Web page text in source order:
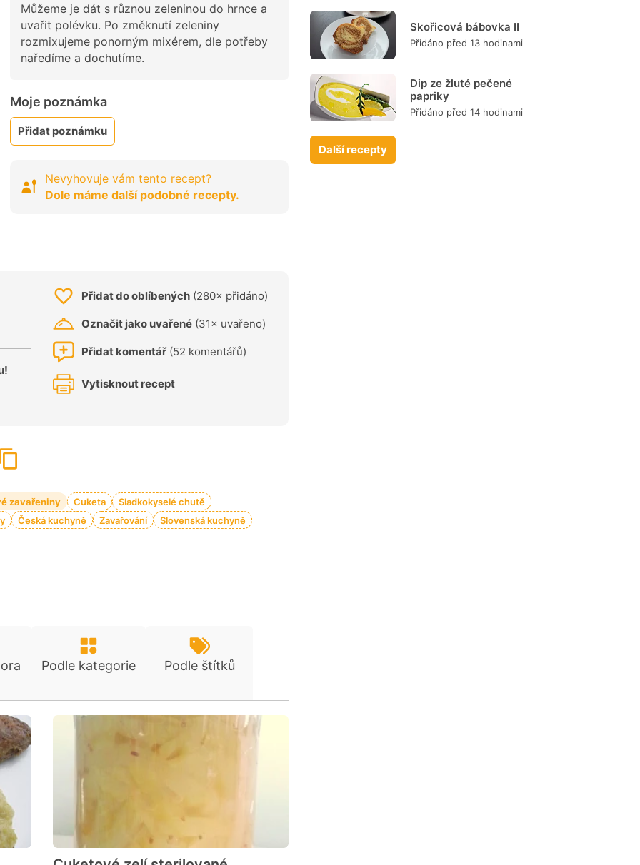
Můžeme je dát s různou zeleninou do hrnce a
uvařit polévku. Po změknutí zeleniny
rozmixujeme ponorným mixérem, dle potřeby
naředíme a dochutíme.
Moje poznámka
Přidat poznámku
Nevyhovuje vám tento recept?
Dole máme další podobné recepty.
Přidat do oblíbených (280× přidáno)
Označit jako uvařené (31× uvařeno)
Přidat komentář (52 komentářů)
Vytisknout recept
zavařeniny Cuketa
Sladkokyselé chutě
Česká kuchyně Zavařování
Slovenská kuchyně
Podle kategorie Podle štítků
Skořicová bábovka II
Přidáno před 13 hodinami
Dip ze žluté pečené
papriky
Přidáno před 14 hodinami
Další recepty